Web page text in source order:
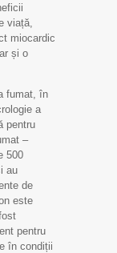
viață,
miocardic
și o
fumat, în
a
pentru
–
500
au
de
este
pentru
în condiții